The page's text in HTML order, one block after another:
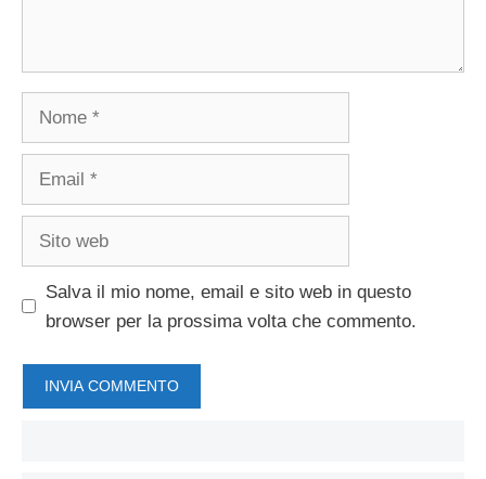
Salva il mio nome, email e sito web in questo
browser per la prossima volta che commento.